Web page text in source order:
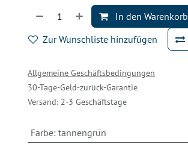
In den Warenkorb
Zur Wunschliste hinzufügen
Allgemeine Geschäftsbedingungen
30-Tage-Geld-zurück-Garantie
Versand: 2-3 Geschäftstage
Farbe: tannengrün